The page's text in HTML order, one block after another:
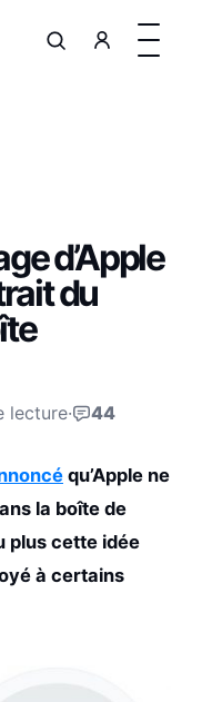
d’Apple
du
lecture· 44
qu’Apple ne
la boîte de
plus cette idée
à certains